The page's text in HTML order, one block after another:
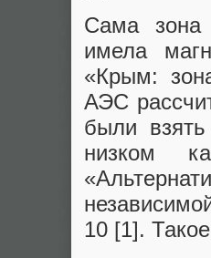
Сама зона
имела
«Крым:
АЭС
были
низком
10 [1].